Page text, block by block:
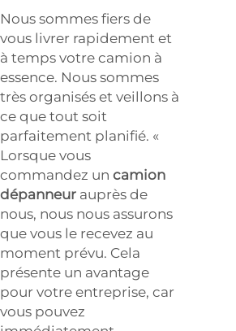
Nous sommes fiers de
vous livrer rapidement et
à temps votre camion à
essence. Nous sommes
très organisés et veillons à
ce que tout soit
parfaitement planifié. «
Lorsque vous
commandez un camion
dépanneur auprès de
nous, nous nous assurons
que vous le recevez au
moment prévu. Cela
présente un avantage
pour votre entreprise, car
vous pouvez